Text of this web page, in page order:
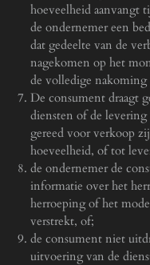
hoeveelheid aanvangt
de ondernemer een
dat gedeelte van de
nagekomen op het
de volledige
De consument draagt
diensten of de
gereed voor verkoop
hoeveelheid, of tot
de ondernemer de
informatie over het
herroeping of het
verstrekt, of;
de consument niet
uitvoering van de